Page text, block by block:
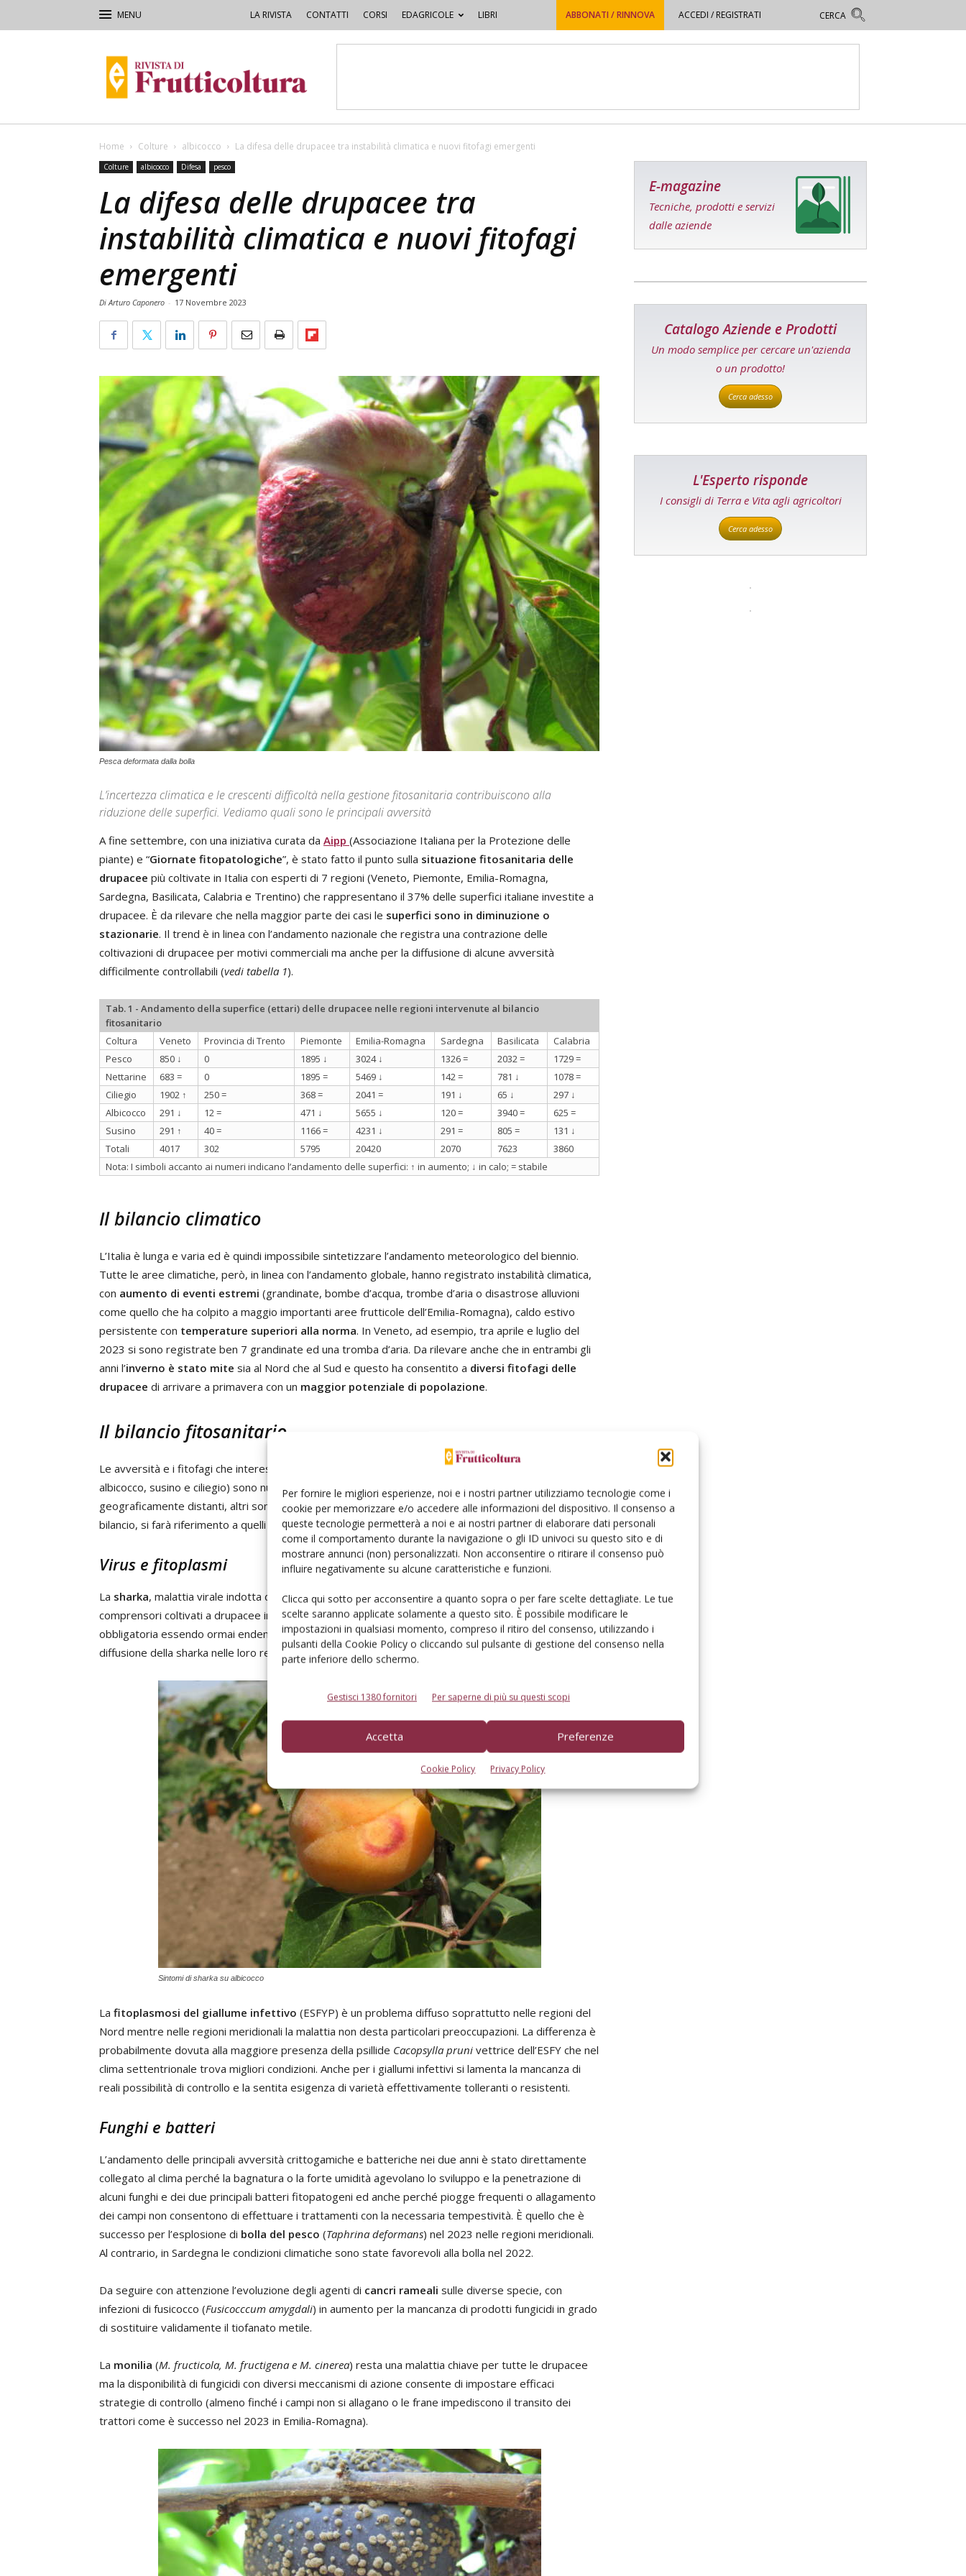
Per fornire le migliori esperienze, noi e i nostri partner utilizziamo tecnologie come i
cookie per memorizzare e/o accedere alle informazioni del dispositivo. Il consenso a
queste tecnologie permetterà a noi e ai nostri partner di elaborare dati personali
come il comportamento durante la navigazione o gli ID univoci su questo sito e di
mostrare annunci (non) personalizzati. Non acconsentire o ritirare il consenso può
influire negativamente su alcune caratteristiche e funzioni.
Clicca qui sotto per acconsentire a quanto sopra o per fare scelte dettagliate. Le tue
scelte saranno applicate solamente a questo sito. È possibile modificare le
impostazioni in qualsiasi momento, compreso il ritiro del consenso, utilizzando i
pulsanti della Cookie Policy o cliccando sul pulsante di gestione del consenso nella
parte inferiore dello schermo.
Gestisci 1380 fornitori Per saperne di più su questi scopi
Accetta Preferenze
Cookie Policy Privacy Policy
LA RIVISTA CONTATTI CORSI EDAGRICOLE LIBRI ABBONATI / RINNOVA ACCEDI / REGISTRATI
di
Frutticoltura
Home Colture albicocco La difesa delle drupacee tra instabilità climatica e nuovi fitofagi emergenti
Colture albicocco Difesa pesco
La difesa delle drupacee tra
instabilità climatica e nuovi fitofagi
emergenti
Di Arturo Caponero - 17 Novembre 2023
Pesca deformata dalla bolla
L’incertezza climatica e le crescenti difficoltà nella gestione fitosanitaria contribuiscono alla
riduzione delle superfici. Vediamo quali sono le principali avversità
A fine settembre, con una iniziativa curata da Aipp (Associazione Italiana per la Protezione delle
piante) e “Giornate fitopatologiche”, è stato fatto il punto sulla situazione fitosanitaria delle
drupacee più coltivate in Italia con esperti di 7 regioni (Veneto, Piemonte, Emilia-Romagna,
Sardegna, Basilicata, Calabria e Trentino) che rappresentano il 37% delle superfici italiane investite a
drupacee. È da rilevare che nella maggior parte dei casi le superfici sono in diminuzione o
stazionarie. Il trend è in linea con l’andamento nazionale che registra una contrazione delle
coltivazioni di drupacee per motivi commerciali ma anche per la diffusione di alcune avversità
difficilmente controllabili (vedi tabella 1).
Tab. 1 - Andamento della superfice (ettari) delle drupacee nelle regioni intervenute al bilancio
fitosanitario
Coltura
Veneto Provincia di Trento Piemonte Emilia-Romagna Sardegna Basilicata
Calabria
Pesco
850 ↓ 0 1895 ↓ 3024 ↓ 1326 = 2032 =
1729 =
Nettarine
683 = 0 1895 = 5469 ↓ 142 = 781 ↓
1078 =
Ciliegio
1902 ↑ 250 = 368 = 2041 = 191 ↓ 65 ↓
297 ↓
Albicocco
291 ↓ 12 = 471 ↓ 5655 ↓ 120 = 3940 =
625 =
Susino
291 ↑ 40 = 1166 = 4231 ↓ 291 = 805 =
131 ↓
Totali
4017 302 5795 20420 2070 7623
3860
Nota: I simboli accanto ai numeri indicano l’andamento delle superfici: ↑ in aumento; ↓ in calo; = stabile
Il bilancio climatico
L’Italia è lunga e varia ed è quindi impossibile sintetizzare l’andamento meteorologico del biennio.
Tutte le aree climatiche, però, in linea con l’andamento globale, hanno registrato instabilità climatica,
con aumento di eventi estremi (grandinate, bombe d’acqua, trombe d’aria o disastrose alluvioni
come quello che ha colpito a maggio importanti aree frutticole dell’Emilia-Romagna), caldo estivo
persistente con temperature superiori alla norma. In Veneto, ad esempio, tra aprile e luglio del
2023 si sono registrate ben 7 grandinate ed una tromba d’aria. Da rilevare anche che in entrambi gli
anni l’inverno è stato mite sia al Nord che al Sud e questo ha consentito a diversi fitofagi delle
drupacee di arrivare a primavera con un maggior potenziale di popolazione.
Il bilancio fitosanitario
Le avversità e i fitofagi che interessano le diverse specie di drupacee qui considerate (pesco,
albicocco, susino e ciliegio) sono numerosi. Alcuni presentano problematiche simili anche in aree
geograficamente distanti, altri sono più specifici. In questa sintesi delle relazioni presentate nel
bilancio, si farà riferimento a quelli che hanno avuto maggiore rilievo o a casi più specifici e localizzati.
Virus e fitoplasmi
La sharka, malattia virale indotta dal PPV(Plum Pox Virus), si è rapidamente diffusa nei principali
comprensori coltivati a drupacee in Italia e dal 2021 la malattia è stata eliminata da quelle a lotta
obbligatoria essendo ormai endemica. Tutti i relatori intervenuti al bilancio hanno lamentato la
diffusione della sharka nelle loro regioni.
Sintomi di sharka su albicocco
La fitoplasmosi del giallume infettivo (ESFYP) è un problema diffuso soprattutto nelle regioni del
Nord mentre nelle regioni meridionali la malattia non desta particolari preoccupazioni. La differenza è
probabilmente dovuta alla maggiore presenza della psillide Cacopsylla pruni vettrice dell’ESFY che nel
clima settentrionale trova migliori condizioni. Anche per i giallumi infettivi si lamenta la mancanza di
reali possibilità di controllo e la sentita esigenza di varietà effettivamente tolleranti o resistenti.
Funghi e batteri
L’andamento delle principali avversità crittogamiche e batteriche nei due anni è stato direttamente
collegato al clima perché la bagnatura o la forte umidità agevolano lo sviluppo e la penetrazione di
alcuni funghi e dei due principali batteri fitopatogeni ed anche perché piogge frequenti o allagamento
dei campi non consentono di effettuare i trattamenti con la necessaria tempestività. È quello che è
successo per l’esplosione di bolla del pesco (Taphrina deformans) nel 2023 nelle regioni meridionali.
Al contrario, in Sardegna le condizioni climatiche sono state favorevoli alla bolla nel 2022.
Da seguire con attenzione l’evoluzione degli agenti di cancri rameali sulle diverse specie, con
infezioni di fusicocco (Fusicocccum amygdali) in aumento per la mancanza di prodotti fungicidi in grado
di sostituire validamente il tiofanato metile.
La monilia (M. fructicola, M. fructigena e M. cinerea) resta una malattia chiave per tutte le drupacee
ma la disponibilità di fungicidi con diversi meccanismi di azione consente di impostare efficaci
strategie di controllo (almeno finché i campi non si allagano o le frane impediscono il transito dei
trattori come è successo nel 2023 in Emilia-Romagna).
E-magazine
Tecniche, prodotti e servizi
dalle aziende
Catalogo Aziende e Prodotti
Un modo semplice per cercare un'azienda
o un prodotto!
Cerca adesso
L'Esperto risponde
I consigli di Terra e Vita agli agricoltori
Cerca adesso